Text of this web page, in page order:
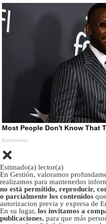
Estimado(a) lector(a)
En Gestión, valoramos
realizamos para mantenerlos
no está permitido, reproducir,
o parcialmente los contenidos
autorizacion previa y expresa de
En su lugar, los invitamos a
publicaciones, para que más